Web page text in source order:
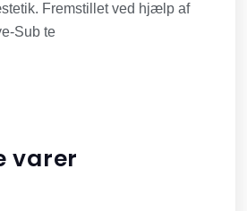
Fremstillet ved hjælp af
Sub te
varer